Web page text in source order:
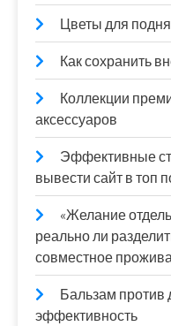
Цветы для
Как сохранить
Коллекции
аксессуаров
Эффективные
вывести сайт в топ
«Желание
реально ли
совместное
Бальзам против
эффективность